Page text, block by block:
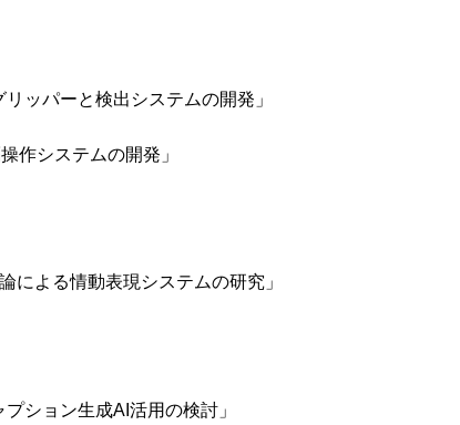
ッパーと検出システムの開発」
作システムの開発」
による情動表現システムの研究」
ション生成AI活用の検討」